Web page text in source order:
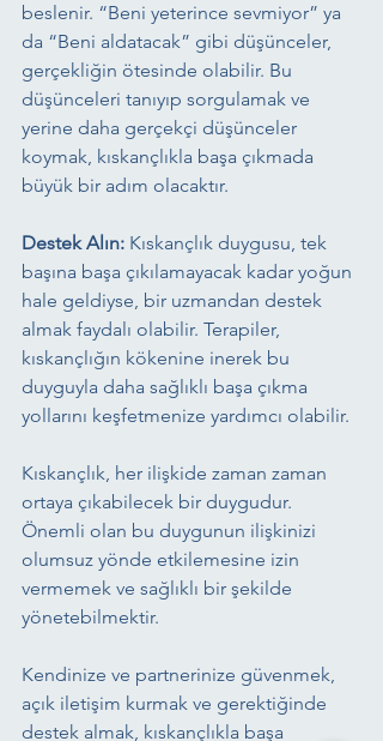
beslenir. “Beni yeterince sevmiyor” ya
da “Beni aldatacak” gibi düşünceler,
gerçekliğin ötesinde olabilir. Bu
düşünceleri tanıyıp sorgulamak ve
yerine daha gerçekçi düşünceler
koymak, kıskançlıkla başa çıkmada
büyük bir adım olacaktır.
Destek Alın: Kıskançlık duygusu, tek
başına başa çıkılamayacak kadar yoğun
hale geldiyse, bir uzmandan destek
almak faydalı olabilir. Terapiler,
kıskançlığın kökenine inerek bu
duyguyla daha sağlıklı başa çıkma
yollarını keşfetmenize yardımcı olabilir.
Kıskançlık, her ilişkide zaman zaman
ortaya çıkabilecek bir duygudur.
Önemli olan bu duygunun ilişkinizi
olumsuz yönde etkilemesine izin
vermemek ve sağlıklı bir şekilde
yönetebilmektir.
Kendinize ve partnerinize güvenmek,
açık iletişim kurmak ve gerektiğinde
destek almak, kıskançlıkla başa